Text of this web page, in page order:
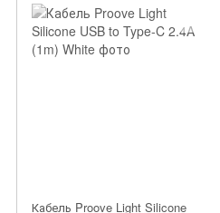
Кабель Proove Light Silicone